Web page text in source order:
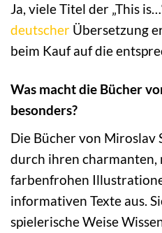
Ja, viele Titel der „This
deutscher Übersetzung
beim Kauf auf die
Was macht die Bücher
besonders?
Die Bücher von Miroslav
durch ihren charmanten,
farbenfrohen
informativen Texte aus.
spielerische Weise